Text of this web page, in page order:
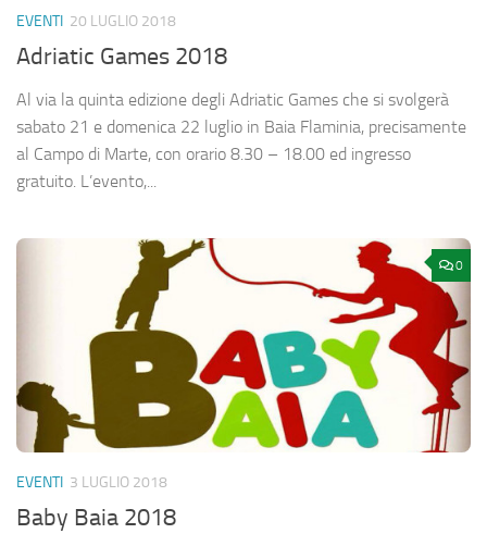
EVENTI 20 LUGLIO 2018
Adriatic Games 2018
Al via la quinta edizione degli Adriatic Games che si svolgerà
sabato 21 e domenica 22 luglio in Baia Flaminia, precisamente
al Campo di Marte, con orario 8.30 – 18.00 ed ingresso
gratuito. L’evento,...
0
EVENTI 3 LUGLIO 2018
Baby Baia 2018